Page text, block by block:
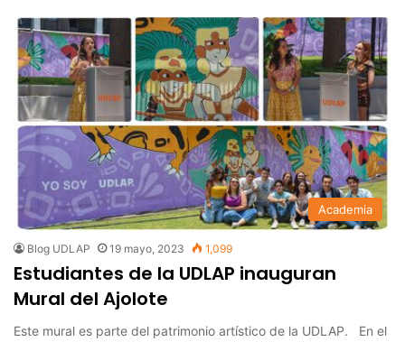
Academia
Blog UDLAP 19 mayo, 2023 1,099
Estudiantes de la UDLAP inauguran
Mural del Ajolote
Este mural es parte del patrimonio artístico de la UDLAP. En el